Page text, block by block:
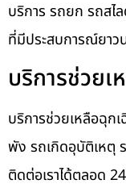
บริการ รถยก รถสไ
ที่มีประสบการณ์ยาว
บริการช่วยเ
บริการช่วยเหลือฉุก
พัง รถเกิดอุบัติเหตุ
ติดต่อเราได้ตลอด